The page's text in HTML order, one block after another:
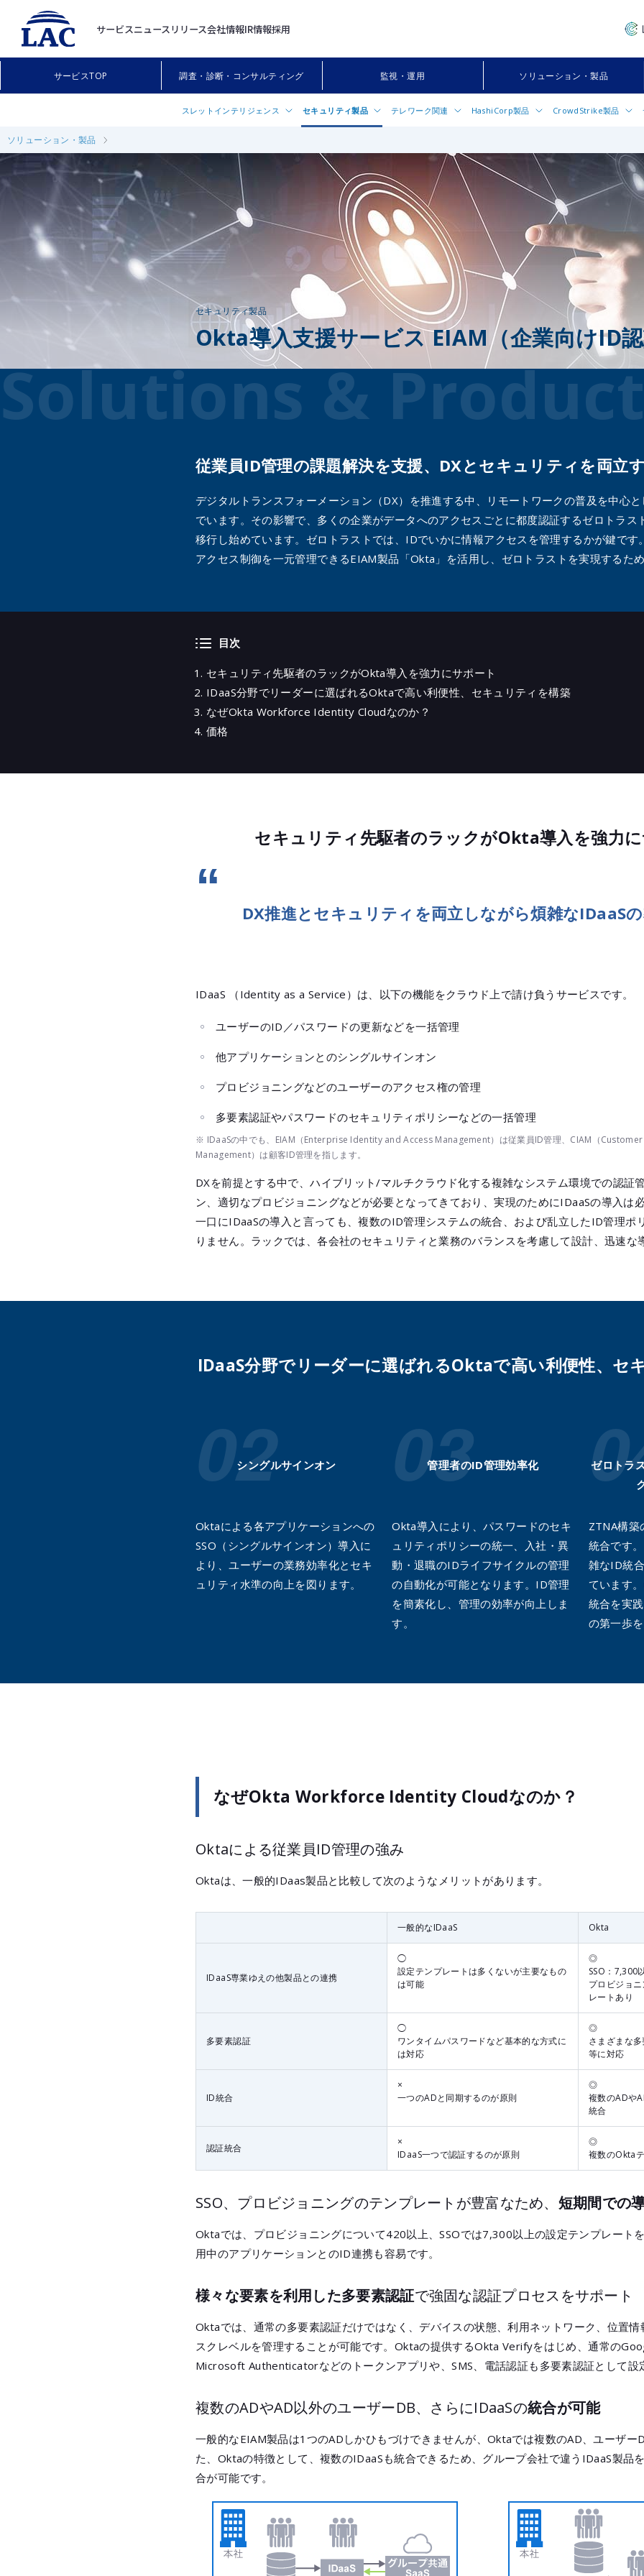
サービスニュースリリース会社情報IR情報採用
サービスTOP 調査・診断・コンサルティング 監視・運用 ソリューション・製品
スレットインテリジェンス
早期警戒情報を提供する
「Threat Landscape Advisoryサービ
ス」
脅威情報提供サービス「JLIST
無料調査ツール「FalconNest（ファルコ
ンネスト）」
Kryptos Logic Platform
セキュリティ製品
CloudFalcon®（クラウドファルコン）
AI不正取引検知サービス：AIゼロフラウド
Trend Micro Deep Security
（スプランク）統合ログ分析プラ
ットフォーム
FortiGate（Fortinet）
Cortex
XDR（Palo Alto Networks）
®Cloud（Palo Alto Networks）
Prisma Access（Palo Alto Networks）
～包括的なクラウド配信型セキュリティプ
ラットフォーム～
Cortex Xpanse（Palo Alto Networks）
～攻撃対象領域の管理＆支援～
次世代ファイアウォール「VM-Series」
（Palo Alto Networks）
Akamai Web セキュリティ
Akamai Guardicore
Segmentation（AGS）
Menlo Security
Netskope（ネットスコープ）
ラットフォーム
ぱすとり
脆弱性管理クラウドサービス「yamory」
テレワーク関連
TeamViewer（チームビューワー）
TeamViewer IoT
Akamai Enterprise Application
Access（EAA）
HashiCorp製品
HashiCorp（ハシコープ）
Vault（ヴォルト）
Terraform（テラフォーム）
Consul（コンサル）
Nomad（ノマド）
CrowdStrike製品
CrowdStrike製品
Falcon Prevent／Falcon
Falcon Adversary
Falcon Surface
Falcon Next-Gen SIEM
Falcon Identity Threat
Protection（Falcon ITP
Falcon Shield
侵害調査サービス「
メインフ
Elastic
ク）
イン
VMO
ス）
IBM
ソリューション・製品
セキュリティ製品
Okta導入支援サービス EIAM（企業向けID認
Solutions &
従業員ID管理の課題解決を支援、DXとセキュリティを両立
デジタルトランスフォーメーション（DX）を推進する中、リモートワークの普及を中心
でいます。その影響で、多くの企業がデータへのアクセスごとに都度認証するゼロトラス
移行し始めています。ゼロトラストでは、IDでいかに情報アクセスを管理するかが鍵です
アクセス制御を一元管理できるEIAM製品「Okta」を活用し、ゼロトラストを実現するた
目次
セキュリティ先駆者のラックがOkta導入を強力にサポート
IDaaS分野でリーダーに選ばれるOktaで高い利便性、セキュリティを構築
なぜOkta Workforce Identity Cloudなのか？
価格
セキュリティ先駆者のラックがOkta導入を強力に
DX推進とセキュリティを両立しながら煩雑なIDaaS
IDaaS （Identity as a Service）は、以下の機能をクラウド上で請け負うサービスです。
ユーザーのID／パスワードの更新などを一括管理
他アプリケーションとのシングルサインオン
プロビジョニングなどのユーザーのアクセス権の管理
多要素認証やパスワードのセキュリティポリシーなどの一括管理
※ IDaaSの中でも、EIAM（Enterprise Identity and Access Management）は従業員ID管理、CIAM（
Management）は顧客ID管理を指します。
DXを前提とする中で、ハイブリット/マルチクラウド化する複雑なシステム環境での認証
ン、適切なプロビジョニングなどが必要となってきており、実現のためにIDaaSの導入は
一口にIDaaSの導入と言っても、複数のID管理システムの統合、および乱立したID管理ポ
りません。ラックでは、各会社のセキュリティと業務のバランスを考慮して設計、迅速な
IDaaS分野でリーダーに選ばれるOktaで高い利便性、セ
シングルサインオン
Oktaによる各アプリケーションへの
SSO（シングルサインオン）導入に
より、ユーザーの業務効率化とセキ
ュリティ水準の向上を図ります。
管理者のID管理効率化
Okta導入により、パスワードのセキ
ュリティポリシーの統一、入社・異
動・退職のIDライフサイクルの管理
の自動化が可能となります。ID管理
を簡素化し、管理の効率が向上しま
す。
ゼロトラ
ZTNA構築
統合です
雑なID統
ています
統合を実
の第一歩
なぜOkta Workforce Identity Cloudなのか？
Oktaによる従業員ID管理の強み
Oktaは、一般的IDaas製品と比較して次のようなメリットがあります。
一般的なIDaaS Okta
IDaaS専業ゆえの他製品との連携
◯
設定テンプレートは多くないが主要なもの
は可能
◎
SSO：7,300
プロビジョ
レートあり
多要素認証
◯
ワンタイムパスワードなど基本的な方式に
は対応
◎
さまざまな
等に対応
ID統合
×
一つのADと同期するのが原則
◎
複数のADや
統合
認証統合
×
IDaaS一つで認証するのが原則
◎
複数のOkta
SSO、プロビジョニングのテンプレートが豊富なため、 短期間での
Oktaでは、プロビジョニングについて420以上、SSOでは7,300以上の設定テンプレート
用中のアプリケーションとのID連携も容易です。
様々な要素を利用した多要素認証で強固な認証プロセスをサポート
Oktaでは、通常の多要素認証だけではなく、デバイスの状態、利用ネットワーク、位置情
スクレベルを管理することが可能です。Oktaの提供するOkta Verifyをはじめ、通常の
Microsoft Authenticatorなどのトークンアプリや、SMS、電話認証も多要素認証として設
複数のADやAD以外のユーザーDB、さらにIDaaSの統合が可能
一般的なEIAM製品は1つのADしかひもづけできませんが、Oktaでは複数のAD、ユーザー
た、Oktaの特徴として、複数のIDaaSも統合できるため、グループ会社で違うIDaaS製品
合が可能です。